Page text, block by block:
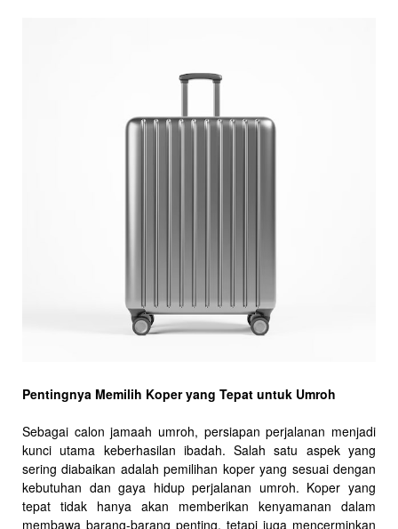
Pentingnya Memilih Koper yang Tepat untuk Umroh
Sebagai calon jamaah umroh, persiapan perjalanan menjadi
kunci utama keberhasilan ibadah. Salah satu aspek yang
sering diabaikan adalah pemilihan koper yang sesuai dengan
kebutuhan dan gaya hidup perjalanan umroh. Koper yang
tepat tidak hanya akan memberikan kenyamanan dalam
membawa barang-barang penting, tetapi juga mencerminkan